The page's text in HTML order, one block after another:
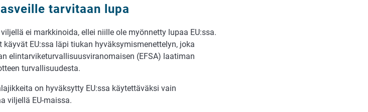
tarvitaan lupa
ei markkinoida, ellei niille ole myönnetty lupaa EU:ssa.
EU:ssa läpi tiukan hyväksymismenettelyn, joka
elintarviketurvallisuusviranomaisen (EFSA) laatiman
turvallisuudesta.
on hyväksytty EU:ssa käytettäväksi vain
viljellä EU-maissa.